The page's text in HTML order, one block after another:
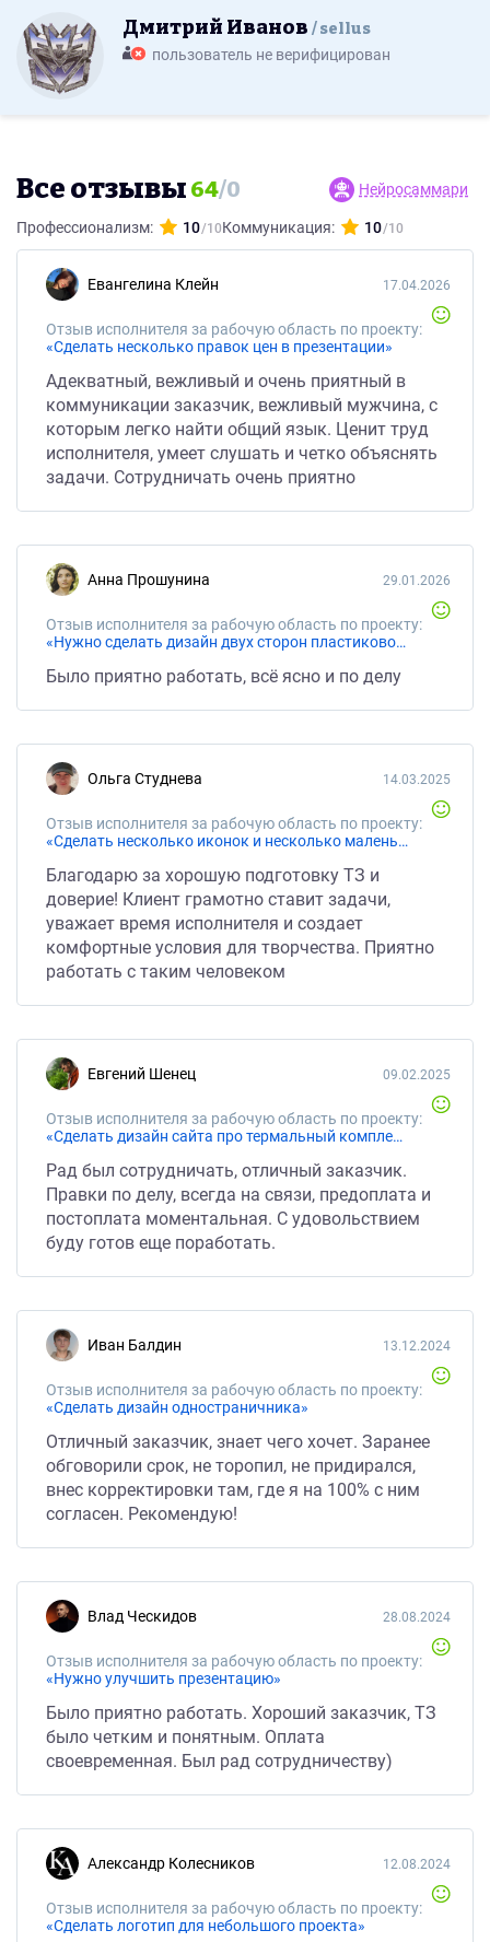
Дмитрий Иванов sellus
пользователь не верифицирован
Все отзывы 64/0 Нейросаммари
Профессионализм: 10 Коммуникация: 10
Евангелина Клейн
Отзыв исполнителя за рабочую область по проекту:
«Сделать несколько правок цен в презентации»
17.04.2026
Адекватный, вежливый и очень приятный в
коммуникации заказчик, вежливый мужчина, с
которым легко найти общий язык. Ценит труд
исполнителя, умеет слушать и четко объяснять
задачи. Сотрудничать очень приятно
Анна Прошунина
Отзыв исполнителя за рабочую область по проекту:
«Нужно сделать дизайн двух сторон пластиковой карты.»
29.01.2026
Было приятно работать, всё ясно и по делу
Ольга Студнева
Отзыв исполнителя за рабочую область по проекту:
«Сделать несколько иконок и несколько маленьких картинок»
14.03.2025
Благодарю за хорошую подготовку ТЗ и
доверие! Клиент грамотно ставит задачи,
уважает время исполнителя и создает
комфортные условия для творчества. Приятно
работать с таким человеком
Евгений Шенец
Отзыв исполнителя за рабочую область по проекту:
«Сделать дизайн сайта про термальный комплекс»
09.02.2025
Рад был сотрудничать, отличный заказчик.
Правки по делу, всегда на связи, предоплата и
постоплата моментальная. С удовольствием
буду готов еще поработать.
Иван Балдин
Отзыв исполнителя за рабочую область по проекту:
«Сделать дизайн одностраничника»
13.12.2024
Отличный заказчик, знает чего хочет. Заранее
обговорили срок, не торопил, не придирался,
внес корректировки там, где я на 100% с ним
согласен. Рекомендую!
Влад Ческидов
Отзыв исполнителя за рабочую область по проекту:
«Нужно улучшить презентацию»
28.08.2024
Было приятно работать. Хороший заказчик, ТЗ
было четким и понятным. Оплата
своевременная. Был рад сотрудничеству)
Александр Колесников
Отзыв исполнителя за рабочую область по проекту:
«Сделать логотип для небольшого проекта»
12.08.2024